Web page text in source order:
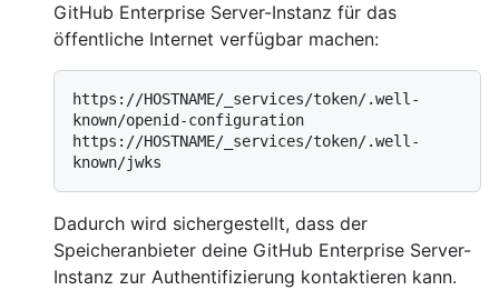
GitHub Enterprise Server-Instanz für das
öffentliche Internet verfügbar machen:
https://HOSTNAME/_services/token/.well-
known/openid-configuration
https://HOSTNAME/_services/token/.well-
Dadurch wird sichergestellt, dass der
Speicheranbieter deine GitHub Enterprise Server-
Instanz zur Authentifizierung kontaktieren kann.